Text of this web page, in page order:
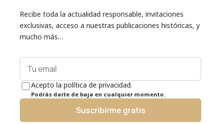
Recibe toda la actualidad responsable, invitaciones
exclusivas, acceso a nuestras publicaciones históricas, y
mucho más…
Acepto la política de privacidad.
Podrás darte de baja en cualquier momento.
Suscribirme gratis